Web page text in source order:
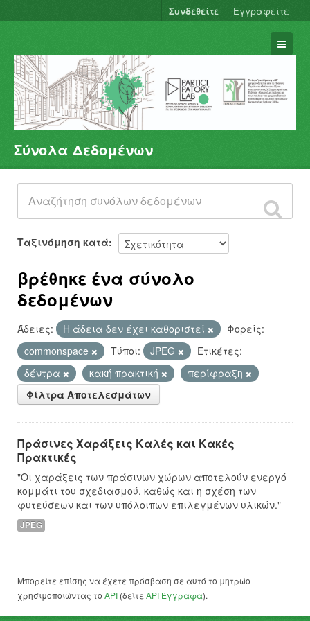
Συνδεθείτε Εγγραφείτε
Σύνολα Δεδομένων
Φορείς
Ομάδες
Σχετικά
Σύνολα Δεδομένων
Ταξινόμηση κατά
βρέθηκε ένα σύνολο
δεδομένων
Άδειες: Η άδεια δεν έχει καθοριστεί
Φορείς:
commonspace
Τύποι: JPEG
Ετικέτες:
δέντρα
κακή πρακτική
περίφραξη
Φίλτρα Αποτελεσμάτων
Πράσινες Χαράξεις Καλές και Κακές
Πρακτικές
"Οι χαράξεις των πράσινων χώρων αποτελούν ενεργό
κομμάτι του σχεδιασμού. καθώς και η σχέση των
φυτεύσεων και των υπόλοιπων επιλεγμένων υλικών."
JPEG
Μπορείτε επίσης να έχετε πρόσβαση σε αυτό το μητρώο
χρησιμοποιώντας το API (δείτε API Έγγραφα).